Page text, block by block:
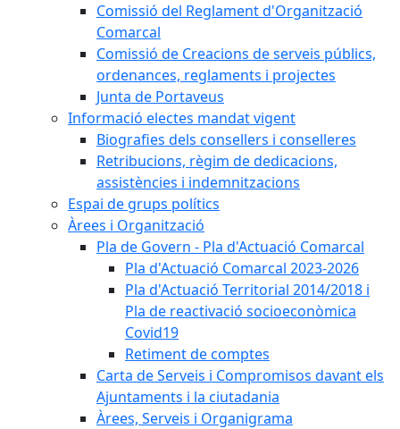
Comissió del Reglament d'Organització
Comarcal
Comissió de Creacions de serveis públics,
ordenances, reglaments i projectes
Junta de Portaveus
Informació electes mandat vigent
Biografies dels consellers i conselleres
Retribucions, règim de dedicacions,
assistències i indemnitzacions
Espai de grups polítics
Àrees i Organització
Pla de Govern - Pla d'Actuació Comarcal
Pla d'Actuació Comarcal 2023-2026
Pla d'Actuació Territorial 2014/2018 i
Pla de reactivació socioeconòmica
Covid19
Retiment de comptes
Carta de Serveis i Compromisos davant els
Ajuntaments i la ciutadania
Àrees, Serveis i Organigrama